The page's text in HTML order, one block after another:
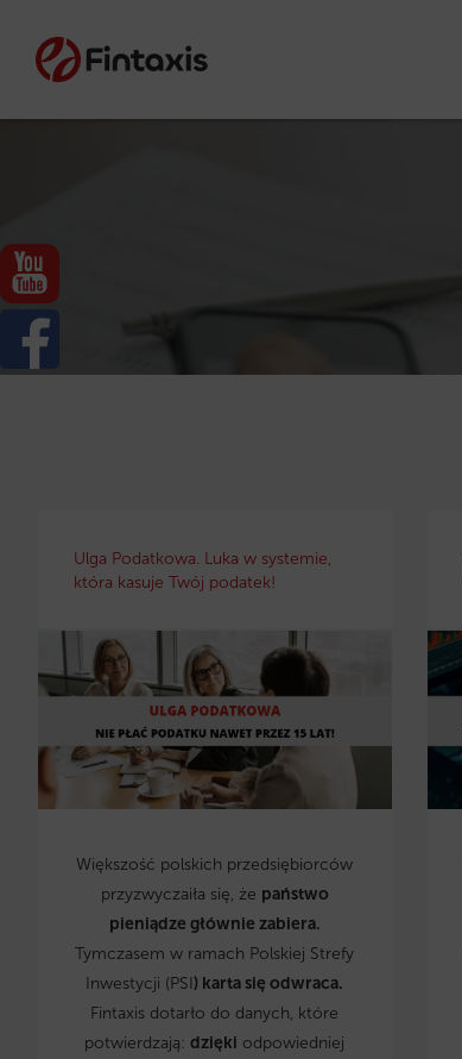
Ulga Podatkowa. Luka w systemie,
która kasuje Twój podatek!
Większość polskich przedsiębiorców
przyzwyczaiła się, że państwo
pieniądze głównie zabiera.
Tymczasem w ramach Polskiej Strefy
Inwestycji (PSI) karta się odwraca.
Fintaxis dotarło do danych, które
potwierdzają:dzięki odpowiedniej